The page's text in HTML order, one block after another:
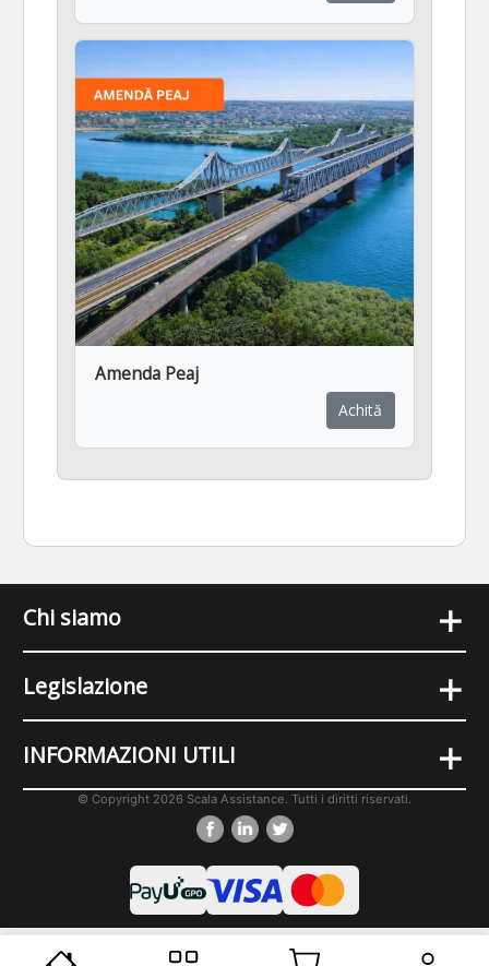
Amenda Peaj
Achită
Chi siamo +
Legislazione +
INFORMAZIONI UTILI +
© Copyright 2026 Scala Assistance. Tutti i diritti riservati.